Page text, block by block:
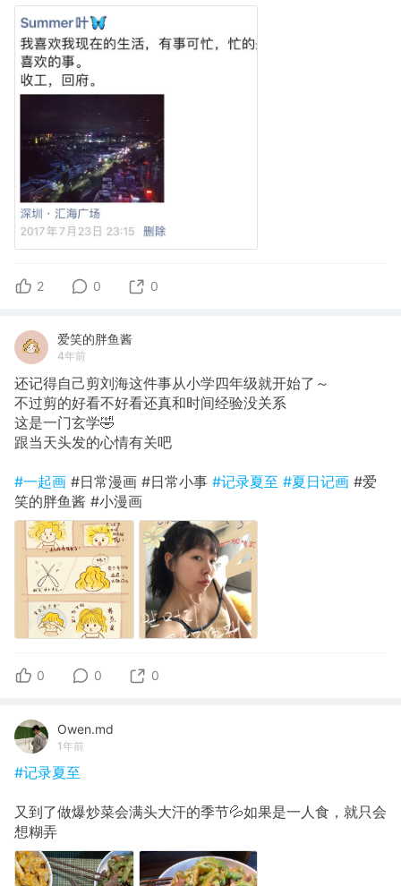
2 0 0
爱笑的胖鱼酱
4年前
还记得自己剪刘海这件事从小学四年级就开始了～
不过剪的好看不好看还真和时间经验没关系
这是一门玄学🤣
跟当天头发的心情有关吧
#一起画 #日常漫画 #日常小事 #记录夏至 #夏日记画 #爱
笑的胖鱼酱 #小漫画
0 0 0
Owen.md
1年前
#记录夏至
又到了做爆炒菜会满头大汗的季节💦如果是一人食，就只会
想糊弄